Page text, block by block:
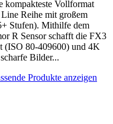
kompakteste Vollformat
Reihe mit großem
Stufen). Mithilfe dem
R Sensor schafft die FX3
(ISO 80-409600) und 4K
Bilder...
Produkte anzeigen